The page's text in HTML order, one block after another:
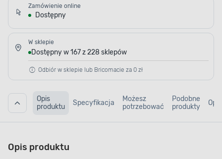
Zamówienie online
Dostępny
W sklepie
Dostępny w 167 z 228 sklepów
Odbiór w sklepie lub Bricomacie za 0 zł
Opis
produktu
Specyfikacja
Możesz
potrzebować
Podobne
produkty
Opis produktu